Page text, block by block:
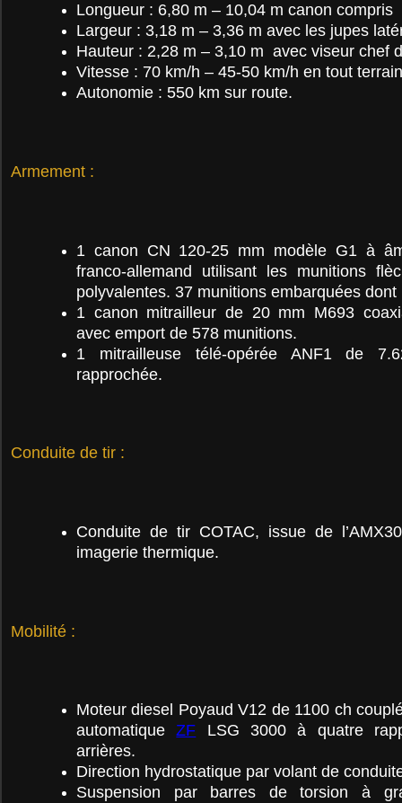
Longueur : 6,80 m – 10,04 m canon compris
Largeur : 3,18 m – 3,36 m avec les jupes
Hauteur : 2,28 m – 3,10 m avec viseur chef
Vitesse : 70 km/h – 45-50 km/h en tout terrain
Autonomie : 550 km sur route.
Armement :
1 canon CN 120-25 mm modèle G1 à
franco-allemand utilisant les munitions
polyvalentes. 37 munitions embarquées
1 canon mitrailleur de 20 mm M693
avec emport de 578 munitions.
1 mitrailleuse télé-opérée ANF1 de
rapprochée.
Conduite de tir :
Conduite de tir COTAC, issue de
imagerie thermique.
Mobilité :
Moteur diesel Poyaud V12 de 1100 ch
automatiqueZF LSG 3000 à quatre
arrières.
Direction hydrostatique par volant de
Suspension par barres de torsion à